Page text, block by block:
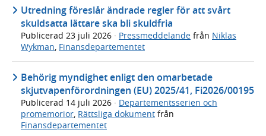
Utredning föreslår ändrade regler för att svårt
skuldsatta lättare ska bli skuldfria
Publicerad 23 juli 2026 · Pressmeddelande från Niklas
Wykman Finansdepartementet
Behörig myndighet enligt den omarbetade
skjutvapenförordningen (EU) 2025/41, Fi2026/00195
Publicerad 14 juli 2026 · Departementsserien och
promemorior, Rättsliga dokument från
Finansdepartementet